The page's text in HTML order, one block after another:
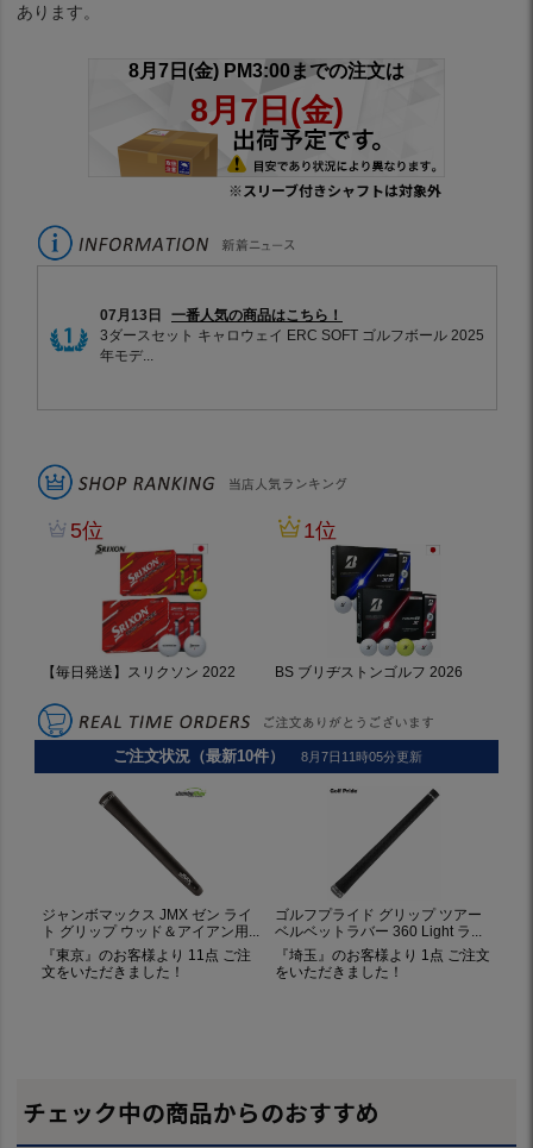
あります。
※スリーブ付きシャフトは対象外
チェック中の商品からのおすすめ